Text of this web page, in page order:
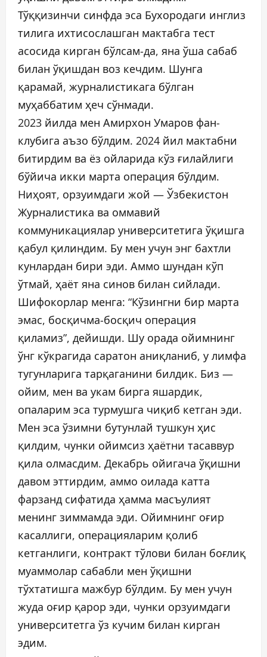
Тўққизинчи синфда эса Бухородаги инглиз
тилига ихтисослашган мактабга тест
асосида кирган бўлсам-да, яна ўша сабаб
билан ўқишдан воз кечдим. Шунга
қарамай, журналистикага бўлган
муҳаббатим ҳеч сўнмади.
2023 йилда мен Амирхон Умаров фан-
клубига аъзо бўлдим. 2024 йил мактабни
битирдим ва ёз ойларида кўз ғилайлиги
бўйича икки марта операция бўлдим.
Ниҳоят, орзуимдаги жой — Ўзбекистон
Журналистика ва оммавий
коммуникациялар университетига ўқишга
қабул қилиндим. Бу мен учун энг бахтли
кунлардан бири эди. Аммо шундан кўп
ўтмай, ҳаёт яна синов билан сийлади.
Шифокорлар менга: “Кўзингни бир марта
эмас, босқичма-босқич операция
қиламиз”, дейишди. Шу орада ойимнинг
ўнг кўкрагида саратон аниқланиб, у лимфа
тугунларига тарқаганини билдик. Биз —
ойим, мен ва укам бирга яшардик,
опаларим эса турмушга чиқиб кетган эди.
Мен эса ўзимни бутунлай тушкун ҳис
қилдим, чунки ойимсиз ҳаётни тасаввур
қила олмасдим. Декабрь ойигача ўқишни
давом эттирдим, аммо оилада катта
фарзанд сифатида ҳамма масъулият
менинг зиммамда эди. Ойимнинг оғир
касаллиги, операцияларим қолиб
кетганлиги, контракт тўлови билан боғлиқ
муаммолар сабабли мен ўқишни
тўхтатишга мажбур бўлдим. Бу мен учун
жуда оғир қарор эди, чунки орзуимдаги
университетга ўз кучим билан кирган
эдим.